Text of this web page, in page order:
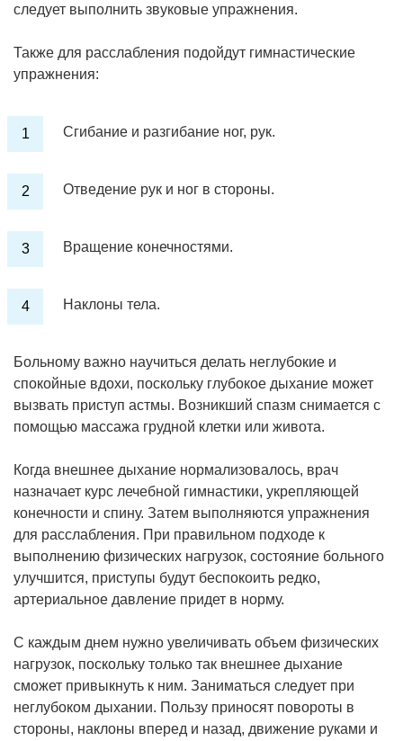
следует выполнить звуковые упражнения.
Также для расслабления подойдут гимнастические
упражнения:
Сгибание и разгибание ног, рук.
Отведение рук и ног в стороны.
Вращение конечностями.
Наклоны тела.
Больному важно научиться делать неглубокие и
спокойные вдохи, поскольку глубокое дыхание может
вызвать приступ астмы. Возникший спазм снимается с
помощью массажа грудной клетки или живота.
Когда внешнее дыхание нормализовалось, врач
назначает курс лечебной гимнастики, укрепляющей
конечности и спину. Затем выполняются упражнения
для расслабления. При правильном подходе к
выполнению физических нагрузок, состояние больного
улучшится, приступы будут беспокоить редко,
артериальное давление придет в норму.
С каждым днем нужно увеличивать объем физических
нагрузок, поскольку только так внешнее дыхание
сможет привыкнуть к ним. Заниматься следует при
неглубоком дыхании. Пользу приносят повороты в
стороны, наклоны вперед и назад, движение руками и